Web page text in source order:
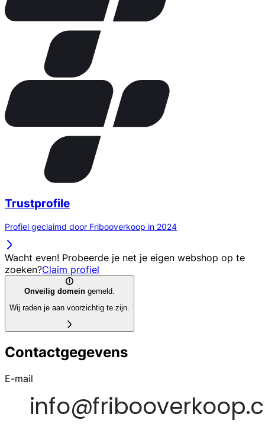
Trustprofile
Profiel geclaimd door Fribooverkoop in 2024
Wacht even! Probeerde je net je eigen webshop op te
zoeken?Claim profiel
Onveilig domein gemeld.
Wij raden je aan voorzichtig te zijn.
Contactgegevens
E-mail